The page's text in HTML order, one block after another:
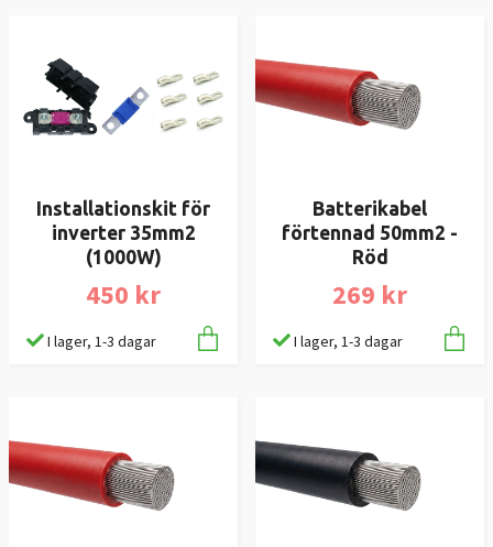
Installationskit för
inverter 35mm2
(1000W)
450 kr
I lager, 1-3 dagar
Batterikabel
förtennad 50mm2 -
Röd
269 kr
I lager, 1-3 dagar